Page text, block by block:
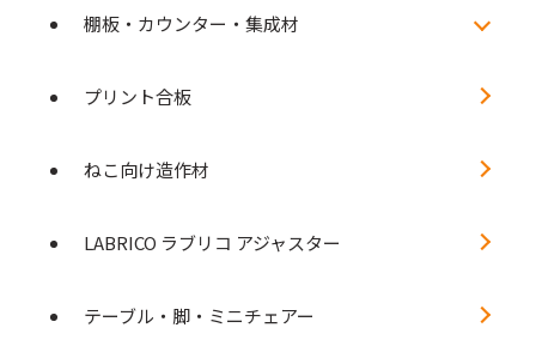
棚板・カウンター・集成材
プリント合板
ねこ向け造作材
LABRICO ラブリコ アジャスター
テーブル・脚・ミニチェアー